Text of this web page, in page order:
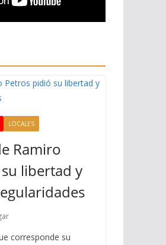
LOCALES
Ramiro
libertad y
corresponde su